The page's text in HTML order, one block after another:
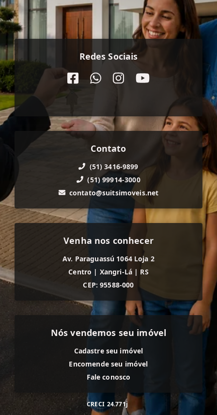
Redes Sociais
Contato
(51) 3416-9899
(51) 99914-3000
contato@suitsimoveis.net
Venha nos conhecer
Av. Paraguassú 1064 Loja 2
Centro | Xangri-Lá | RS
CEP: 95588-000
Nós vendemos seu imóvel
Cadastre seu imóvel
Encomende seu imóvel
Fale conosco
CRECI 24.771j